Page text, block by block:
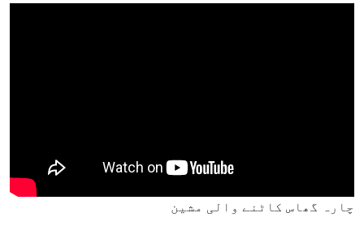
چارہ گھاس کاٹنے والی مشین